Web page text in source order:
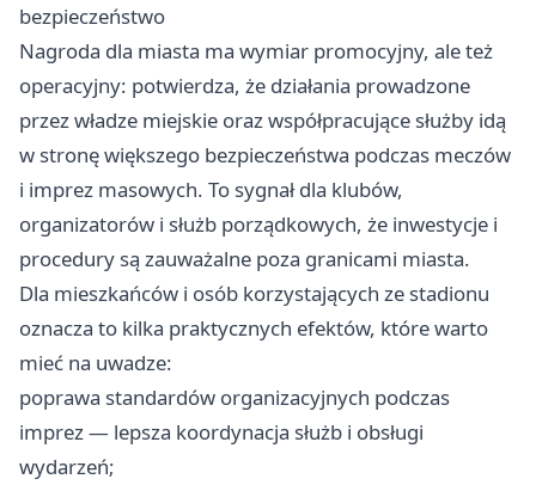
bezpieczeństwo
Nagroda dla miasta ma wymiar promocyjny, ale też
operacyjny: potwierdza, że działania prowadzone
przez władze miejskie oraz współpracujące służby idą
w stronę większego bezpieczeństwa podczas meczów
i imprez masowych. To sygnał dla klubów,
organizatorów i służb porządkowych, że inwestycje i
procedury są zauważalne poza granicami miasta.
Dla mieszkańców i osób korzystających ze stadionu
oznacza to kilka praktycznych efektów, które warto
mieć na uwadze:
poprawa standardów organizacyjnych podczas
imprez — lepsza koordynacja służb i obsługi
wydarzeń;